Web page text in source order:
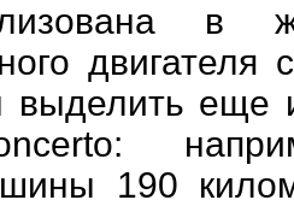
в
выделить еще
190